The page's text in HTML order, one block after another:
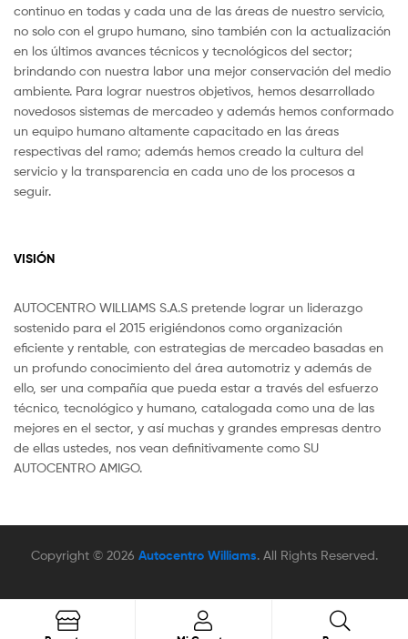
continuo en todas y cada una de las áreas de nuestro servicio,
no solo con el grupo humano, sino también con la actualización
en los últimos avances técnicos y tecnológicos del sector;
brindando con nuestra labor una mejor conservación del medio
ambiente. Para lograr nuestros objetivos, hemos desarrollado
novedosos sistemas de mercadeo y además hemos conformado
un equipo humano altamente capacitado en las áreas
respectivas del ramo; además hemos creado la cultura del
servicio y la transparencia en cada uno de los procesos a
seguir.
VISIÓN
AUTOCENTRO WILLIAMS S.A.S pretende lograr un liderazgo
sostenido para el 2015 erigiéndonos como organización
eficiente y rentable, con estrategias de mercadeo basadas en
un profundo conocimiento del área automotriz y además de
ello, ser una compañía que pueda estar a través del esfuerzo
técnico, tecnológico y humano, catalogada como una de las
mejores en el sector, y así muchas y grandes empresas dentro
de ellas ustedes, nos vean definitivamente como SU
AUTOCENTRO AMIGO.
Copyright © 2026 Autocentro Williams. All Rights Reserved.